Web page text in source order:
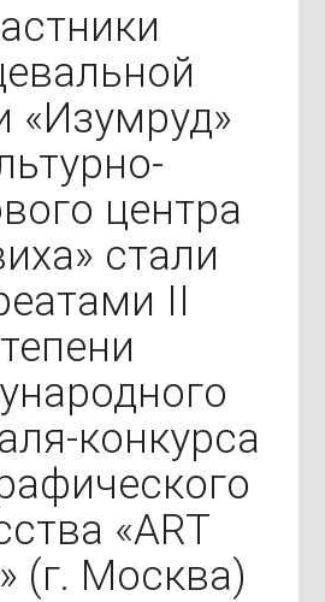
«Изумруд»
центра
стали
II
конкурса
«ART
(г. Москва)